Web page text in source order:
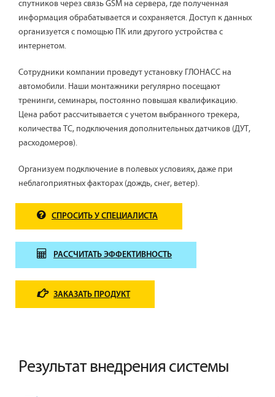
спутников через связь GSM на сервера, где полученная
информация обрабатывается и сохраняется. Доступ к данных
организуется с помощью ПК или другого устройства с
интернетом.
Сотрудники компании проведут установку ГЛОНАСС на
автомобили. Наши монтажники регулярно посещают
тренинги, семинары, постоянно повышая квалификацию.
Цена работ рассчитывается с учетом выбранного трекера,
количества ТС, подключения дополнительных датчиков (ДУТ,
расходомеров).
Организуем подключение в полевых условиях, даже при
неблагоприятных факторах (дождь, снег, ветер).
СПРОСИТЬ У СПЕЦИАЛИСТА
РАССЧИТАТЬ ЭФФЕКТИВНОСТЬ
ЗАКАЗАТЬ ПРОДУКТ
Результат внедрения системы